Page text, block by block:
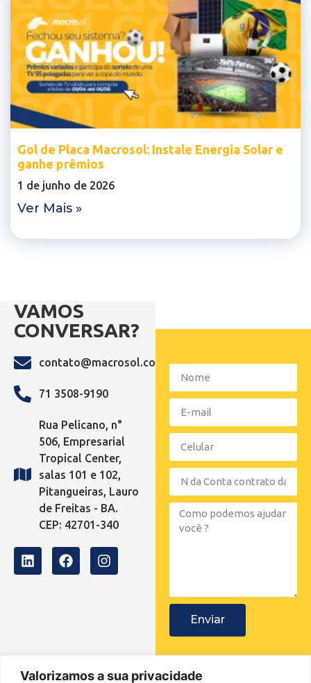
Valorizamos a sua privacidade
Gol de Placa Macrosol: Instale Energia Solar e
ganhe prêmios
1 de junho de 2026
Ver Mais »
VAMOS
CONVERSAR?
contato@macrosol.com.br
71 3508-9190
Rua Pelicano, n°
506, Empresarial
Tropical Center,
salas 101 e 102,
Pitangueiras, Lauro
de Freitas - BA.
CEP: 42701-340
Enviar